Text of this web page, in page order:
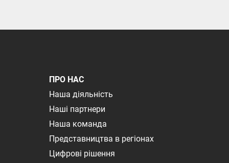
ПРО НАС
Наша діяльність
Наші партнери
Наша команда
Представництва в регіонах
Цифрові рішення